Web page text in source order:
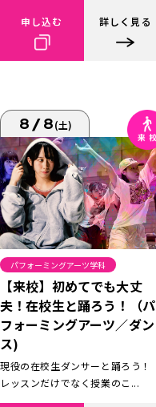
申し込む 詳しく見る
8/8(土)
パフォーミングアーツ学科
【来校】初めてでも大丈
夫！在校生と踊ろう！（パ
フォーミングアーツ／ダン
ス)
現役の在校生ダンサーと踊ろう！
レッスンだけでなく授業のこ...